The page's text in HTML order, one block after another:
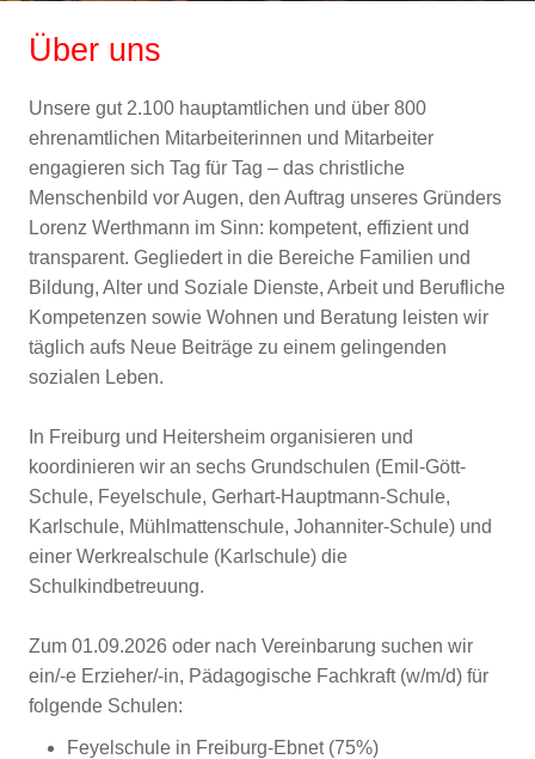
Über uns
Unsere gut 2.100 hauptamtlichen und über 800
ehrenamtlichen Mitarbeiterinnen und Mitarbeiter
engagieren sich Tag für Tag – das christliche
Menschenbild vor Augen, den Auftrag unseres Gründers
Lorenz Werthmann im Sinn: kompetent, effizient und
transparent. Gegliedert in die Bereiche Familien und
Bildung, Alter und Soziale Dienste, Arbeit und Berufliche
Kompetenzen sowie Wohnen und Beratung leisten wir
täglich aufs Neue Beiträge zu einem gelingenden
sozialen Leben.
In Freiburg und Heitersheim organisieren und
koordinieren wir an sechs Grundschulen (Emil-Gött-
Schule, Feyelschule, Gerhart-Hauptmann-Schule,
Karlschule, Mühlmattenschule, Johanniter-Schule) und
einer Werkrealschule (Karlschule) die
Schulkindbetreuung.
Zum 01.09.2026 oder nach Vereinbarung suchen wir
ein/-e Erzieher/-in, Pädagogische Fachkraft (w/m/d) für
folgende Schulen:
Feyelschule in Freiburg-Ebnet (75%)